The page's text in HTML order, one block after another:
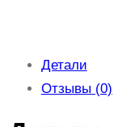
Детали
Отзывы (0)